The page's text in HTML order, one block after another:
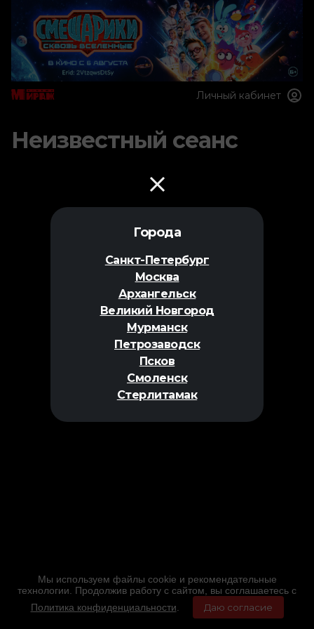
Города
Санкт-Петербург
Москва
Архангельск
Великий Новгород
Мурманск
Петрозаводск
Псков
Смоленск
Стерлитамак
Личный кабинет
Неизвестный сеанс
Мы используем файлы cookie и рекомендательные
технологии. Продолжив работу с сайтом, вы соглашаетесь с
Политика конфиденциальности
Даю согласие